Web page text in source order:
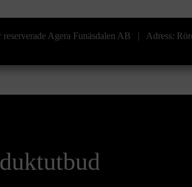
reserverade Agera Funäsdalen AB | Adress: